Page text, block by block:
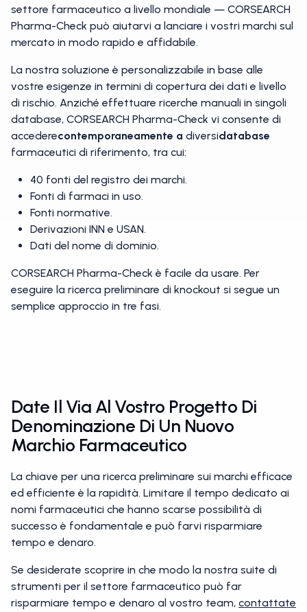
settore farmaceutico a livello mondiale — CORSEARCH
Pharma-Check può aiutarvi a lanciare i vostri marchi sul
mercato in modo rapido e affidabile.
La nostra soluzione è personalizzabile in base alle
vostre esigenze in termini di copertura dei dati e livello
di rischio. Anziché effettuare ricerche manuali in singoli
database, CORSEARCH Pharma-Check vi consente di
accederecontemporaneamente a diversidatabase
farmaceutici di riferimento, tra cui:
40 fonti del registro dei marchi.
Fonti di farmaci in uso.
Fonti normative.
Derivazioni INN e USAN.
Dati del nome di dominio.
CORSEARCH Pharma-Check è facile da usare. Per
eseguire la ricerca preliminare di knockout si segue un
semplice approccio in tre fasi.
Date Il Via Al Vostro Progetto Di
Denominazione Di Un Nuovo
Marchio Farmaceutico
La chiave per una ricerca preliminare sui marchi efficace
ed efficiente è la rapidità. Limitare il tempo dedicato ai
nomi farmaceutici che hanno scarse possibilità di
successo è fondamentale e può farvi risparmiare
tempo e denaro.
Se desiderate scoprire in che modo la nostra suite di
strumenti per il settore farmaceutico può far
risparmiare tempo e denaro al vostro team, contattate